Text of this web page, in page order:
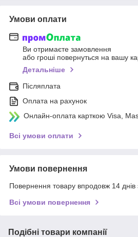
Умови оплати
Ви отримаєте замовлення
або гроші повернуться на вашу
Детальніше
Післяплата
Оплата на рахунок
Онлайн-оплата карткою Visa,
Всі умови оплати
Умови повернення
Повернення товару впродовж 14 днів
Всі умови повернення
Подібні товари компанії